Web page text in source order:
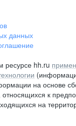
данных
hh.ru
на основе
к
на